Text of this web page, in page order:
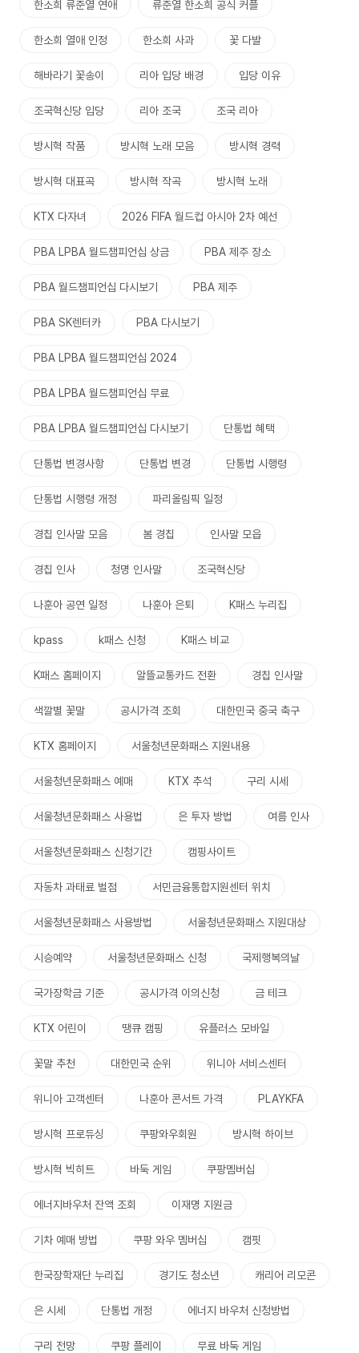
한소희 류준열 연애 류준열 한소희 공식 커플
한소희 열애 인정 한소희 사과 꽃 다발
해바라기 꽃송이 리아 입당 배경 입당 이유
조국혁신당 입당 리아 조국 조국 리아
방시혁 작품 방시혁 노래 모음 방시혁 경력
방시혁 대표곡 방시혁 작곡 방시혁 노래
KTX 다자녀 2026 FIFA 월드컵 아시아 2차 예선
PBA LPBA 월드챔피언십 상금 PBA 제주 장소
PBA 월드챔피언십 다시보기 PBA 제주
PBA SK렌터카 PBA 다시보기
PBA LPBA 월드챔피언십 2024
PBA LPBA 월드챔피언십 무료
PBA LPBA 월드챔피언십 다시보기 단통법 혜택
단통법 변경사항 단통법 변경 단통법 시행령
단통법 시행령 개정 파리올림픽 일정
경칩 인사말 모음 봄 경칩 인사말 모읍
경칩 인사 청명 인사말 조국혁신당
나훈아 공연 일정 나훈아 은퇴 K패스 누리집
kpass k패스 신청 K패스 비교
K패스 홈페이지 알뜰교통카드 전환 경칩 인사말
색깔별 꽃말 공시가격 조회 대한민국 중국 축구
KTX 홈페이지 서울청년문화패스 지원내용
서울청년문화패스 예매 KTX 추석 구리 시세
서울청년문화패스 사용법 은 투자 방법 여름 인사
서울청년문화패스 신청기간 캠핑사이트
자동차 과태료 벌점 서민금융통합지원센터 위치
서울청년문화패스 사용방법 서울청년문화패스 지원대상
시승예약 서울청년문화패스 신청 국제행복의날
국가장학금 기준 공시가격 이의신청 금 테크
KTX 어린이 땡큐 캠핑 유플러스 모바일
꽃말 추천 대한민국 순위 위니아 서비스센터
위니아 고객센터 나훈아 콘서트 가격 PLAYKFA
방시혁 프로듀싱 쿠팡와우회원 방시혁 하이브
방시혁 빅히트 바둑 게임 쿠팡멤버십
에너지바우처 잔액 조회 이재명 지원금
기차 예매 방법 쿠팡 와우 멤버십 캠핏
한국장학재단 누리집 경기도 청소년 캐리어 리모콘
은 시세 단통법 개정 에너지 바우처 신청방법
구리 전망 쿠팡 플레이 무료 바둑 게임